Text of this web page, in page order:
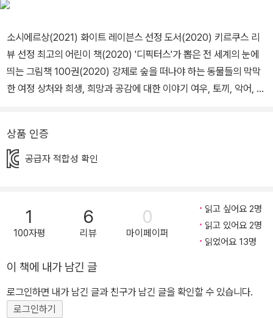
소시에르상(2021) 화이트 레이븐스 선정 도서(2020) 키르쿠스 리
뷰 선정 최고의 어린이 책(2020) '디픽터스'가 뽑은 전 세계의 눈에
띄는 그림책 100권(2020) 강제로 숲을 떠나야 하는 동물들의 막막
한 여정 상처와 희생, 희망과 공감에 대한 이야기 여우, 토끼, 악어, 염
의지하며 앞으로 나아갑니다. 그리고 가까스로 바다를 건넌 후 꽃이
피는 땅에 도착합니다. 하지만 이 길의 끝에는 무엇이 기다릴까요?
을 보여주며, 이주민들의 상처와 고통을 전합니다. 무언의 그림책은
침묵으로 공감을 일깨우며, 까만 어둠의 배경과 대조되는 고운 색조
로 희망을 노래합니다. 의인화된 동물은 어려운 주제에 보편성과 판
타지를 주며, 어린 독자들에게 이해와 공감을 불러일으킵니다. 2020
년 화이트 레이븐스(White Ravens List)에 선정되었습니다. 집으
로 가기 위해 얼마나 많은 국경을 횡단해야 했을까? 까만 배경에 예
술적인 색조가 어우러진 무언의 그림책 침묵으로 공감을 일깨우는 희
상품 인증
공급자 적합성 확인
1
100자평
6
리뷰
0
마이페이퍼
읽고 싶어요 2명
읽고 있어요 2명
읽었어요 13명
이 책에 내가 남긴 글
로그인하면 내가 남긴 글과 친구가 남긴 글을 확인할 수 있습니다.
로그인하기